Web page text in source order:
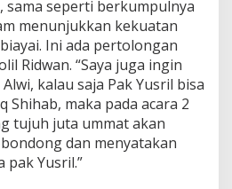
sama seperti berkumpulnya
menunjukkan kekuatan
Ini ada pertolongan
Ridwan. “Saya juga ingin
kalau saja Pak Yusril bisa
Shihab, maka pada acara 2
tujuh juta ummat akan
dan menyatakan
pak Yusril.”